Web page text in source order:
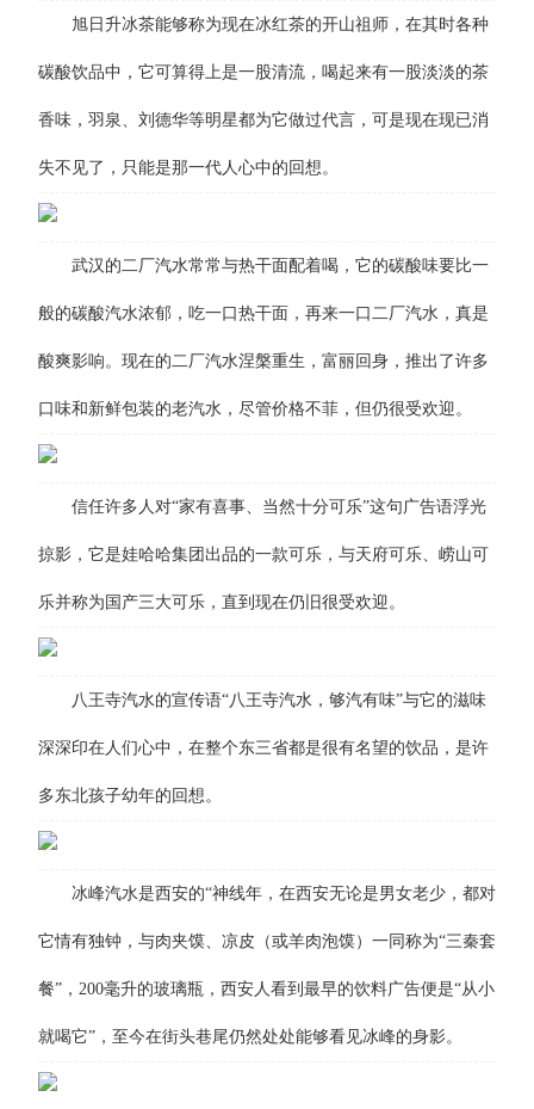
旭日升冰茶能够称为现在冰红茶的开山祖师，在其时各种
碳酸饮品中，它可算得上是一股清流，喝起来有一股淡淡的茶
香味，羽泉、刘德华等明星都为它做过代言，可是现在现已消
失不见了，只能是那一代人心中的回想。
武汉的二厂汽水常常与热干面配着喝，它的碳酸味要比一
般的碳酸汽水浓郁，吃一口热干面，再来一口二厂汽水，真是
酸爽影响。现在的二厂汽水涅槃重生，富丽回身，推出了许多
口味和新鲜包装的老汽水，尽管价格不菲，但仍很受欢迎。
信任许多人对“家有喜事、当然十分可乐”这句广告语浮光
掠影，它是娃哈哈集团出品的一款可乐，与天府可乐、崂山可
乐并称为国产三大可乐，直到现在仍旧很受欢迎。
八王寺汽水的宣传语“八王寺汽水，够汽有味”与它的滋味
深深印在人们心中，在整个东三省都是很有名望的饮品，是许
多东北孩子幼年的回想。
冰峰汽水是西安的“神线年，在西安无论是男女老少，都对
它情有独钟，与肉夹馍、凉皮（或羊肉泡馍）一同称为“三秦套
餐”，200毫升的玻璃瓶，西安人看到最早的饮料广告便是“从小
就喝它”，至今在街头巷尾仍然处处能够看见冰峰的身影。